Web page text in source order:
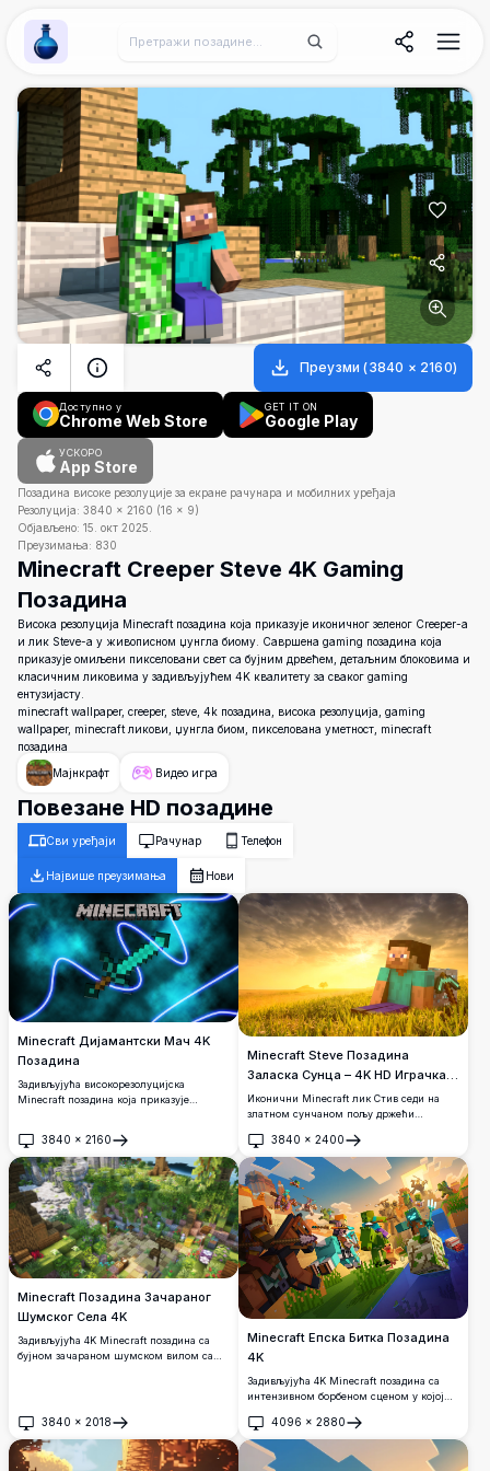
Wallpaper Alchemy
Преузми (3840 × 2160)
Доступно у
Chrome Web Store
GET IT ON
Google Play
УСКОРО
App Store
Позадина високе резолуције за екране рачунара и мобилних уређаја
Резолуција: 3840 × 2160 (16 × 9)
Објављено: 15. окт 2025.
Преузимања: 830
Minecraft Creeper Steve 4K Gaming
Позадина
Висока резолуција Minecraft позадина која приказује иконичног зеленог Creeper-а
и лик Steve-а у живописном џунгла биому. Савршена gaming позадина која
приказује омиљени пикселовани свет са бујним дрвећем, детаљним блоковима и
класичним ликовима у задивљујућем 4K квалитету за сваког gaming
ентузијасту.
minecraft wallpaper, creeper, steve, 4k позадина, висока резолуција, gaming
wallpaper, minecraft ликови, џунгла биом, пикселована уметност, minecraft
позадина
Мајнкрафт
Видео игра
Повезане HD позадине
Сви уређаји Рачунар Телефон
Највише преузимања Нови
Minecraft Дијамантски Мач 4K
Позадина
Задивљујућа високорезолуцијска
Minecraft позадина која приказује
прстеновима и светлосним ефектима.
Савршена за фанове популарне sandbox
игре који траже премијум квалитет
позадина са живописним бојама и
динамичким визуелним елементима.
3840 × 2160
Отвори
Minecraft Steve Позадина
Заласка Сунца – 4K HD Играчка
Уметност
Иконични Minecraft лик Стив седи на
златном сунчаном пољу држећи
стил са задивљујућом позадином заласка
сунца из стварног света. Савршена
позадина за Minecraft обожаватеље и
ентузијасте играња.
3840 × 2400
Отвори
Minecraft Позадина Зачараног
Шумског Села 4K
Задивљујућа 4K Minecraft позадина са
буjном зачараном шумском вилом са
позадине радне површине са ултра-
високом резолуцијом.
3840 × 2018
Отвори
Minecraft Епска Битка Позадина
4K
Задивљујућа 4K Minecraft позадина са
интензивном борбеном сценом у којој
и скелети се сукобљавају широм
живописног коцкастог пејзажа под
златним небом.
4096 × 2880
Отвори